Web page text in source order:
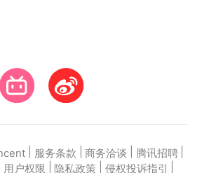
服务条款 商务洽谈 腾讯招聘
用户权限 隐私政策 侵权投诉指引